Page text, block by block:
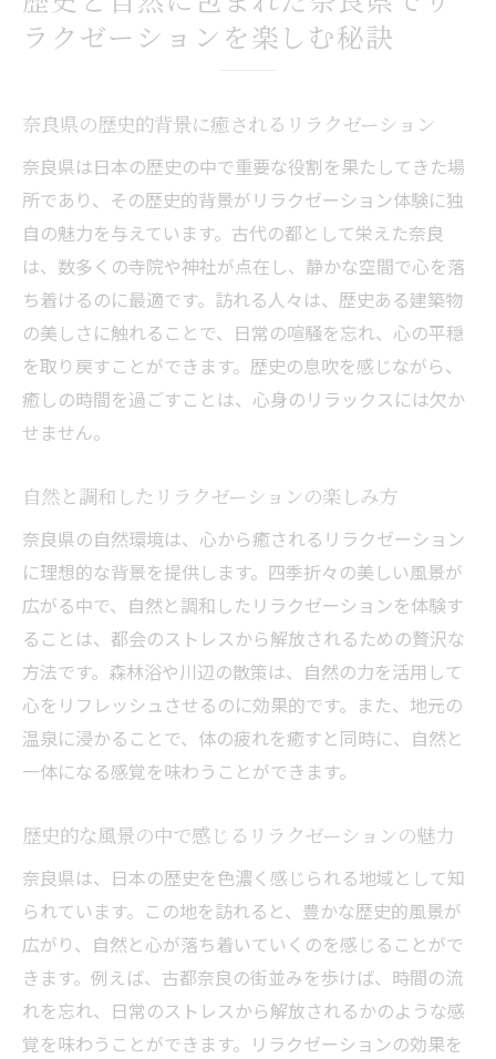
ラクゼーションを楽しむ秘訣
奈良県の歴史的背景に癒されるリラクゼーション
奈良県は日本の歴史の中で重要な役割を果たしてきた場
所であり、その歴史的背景がリラクゼーション体験に独
自の魅力を与えています。古代の都として栄えた奈良
は、数多くの寺院や神社が点在し、静かな空間で心を落
ち着けるのに最適です。訪れる人々は、歴史ある建築物
の美しさに触れることで、日常の喧騒を忘れ、心の平穏
を取り戻すことができます。歴史の息吹を感じながら、
癒しの時間を過ごすことは、心身のリラックスには欠か
せません。
自然と調和したリラクゼーションの楽しみ方
奈良県の自然環境は、心から癒されるリラクゼーション
に理想的な背景を提供します。四季折々の美しい風景が
広がる中で、自然と調和したリラクゼーションを体験す
ることは、都会のストレスから解放されるための贅沢な
方法です。森林浴や川辺の散策は、自然の力を活用して
心をリフレッシュさせるのに効果的です。また、地元の
温泉に浸かることで、体の疲れを癒すと同時に、自然と
一体になる感覚を味わうことができます。
歴史的な風景の中で感じるリラクゼーションの魅力
奈良県は、日本の歴史を色濃く感じられる地域として知
られています。この地を訪れると、豊かな歴史的風景が
広がり、自然と心が落ち着いていくのを感じることがで
きます。例えば、古都奈良の街並みを歩けば、時間の流
れを忘れ、日常のストレスから解放されるかのような感
覚を味わうことができます。リラクゼーションの効果を